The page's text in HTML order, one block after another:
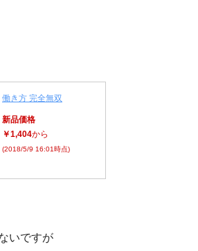
働き方 完全無双
新品価格
￥1,404から
(2018/5/9 16:01時点)
いですが